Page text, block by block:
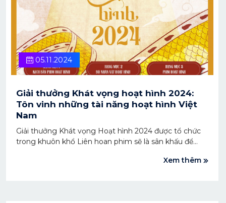
05.11.2024
Giải thưởng Khát vọng hoạt hình 2024:
Tôn vinh những tài năng hoạt hình Việt
Nam
Giải thưởng Khát vọng Hoạt hình 2024 được tổ chức
trong khuôn khổ Liên hoan phim sẽ là sân khấu để
đỡ các tài năng sáng tạo, xây dựng cộng đồng làm
Xem thêm